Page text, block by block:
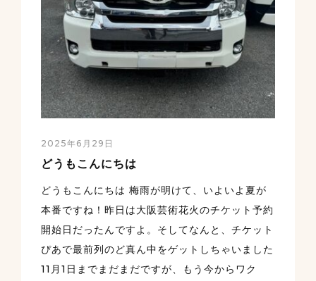
2025年6月29日
どうもこんにちは
どうもこんにちは 梅雨が明けて、いよいよ夏が
本番ですね！昨日は大阪芸術花火のチケット予約
開始日だったんですよ。そしてなんと、チケット
ぴあで最前列のど真ん中をゲットしちゃいました
11月1日までまだまだですが、もう今からワク